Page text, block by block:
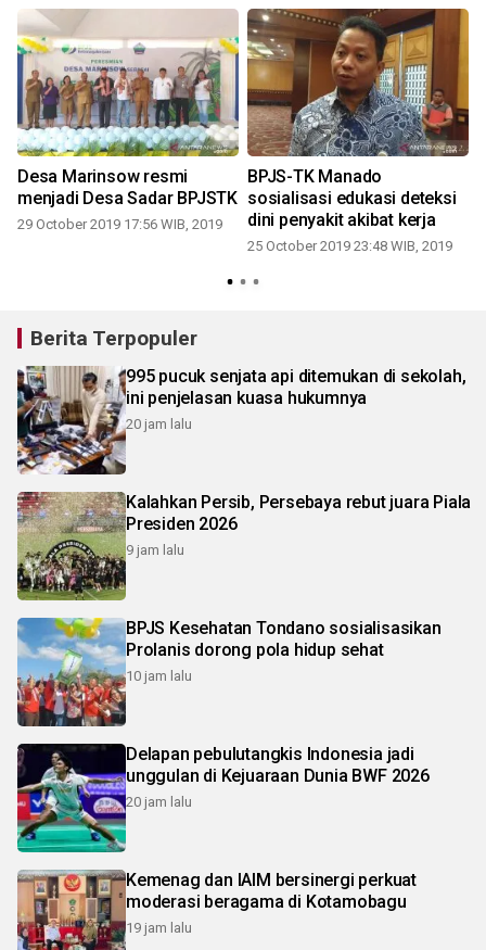
Desa Marinsow resmi
menjadi Desa Sadar BPJSTK
29 October 2019 17:56 WIB, 2019
BPJS-TK Manado
sosialisasi edukasi deteksi
dini penyakit akibat kerja
25 October 2019 23:48 WIB, 2019
Berita Terpopuler
995 pucuk senjata api ditemukan di sekolah,
ini penjelasan kuasa hukumnya
20 jam lalu
Kalahkan Persib, Persebaya rebut juara Piala
Presiden 2026
9 jam lalu
BPJS Kesehatan Tondano sosialisasikan
Prolanis dorong pola hidup sehat
10 jam lalu
Delapan pebulutangkis Indonesia jadi
unggulan di Kejuaraan Dunia BWF 2026
20 jam lalu
Kemenag dan IAIM bersinergi perkuat
moderasi beragama di Kotamobagu
19 jam lalu